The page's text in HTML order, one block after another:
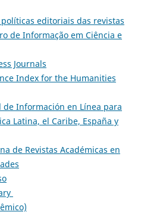
editoriais das revistas
de Informação em Ciência e
Journals
Index for the Humanities
de Información en Línea para
Latina, el Caribe, España y
de Revistas Académicas en